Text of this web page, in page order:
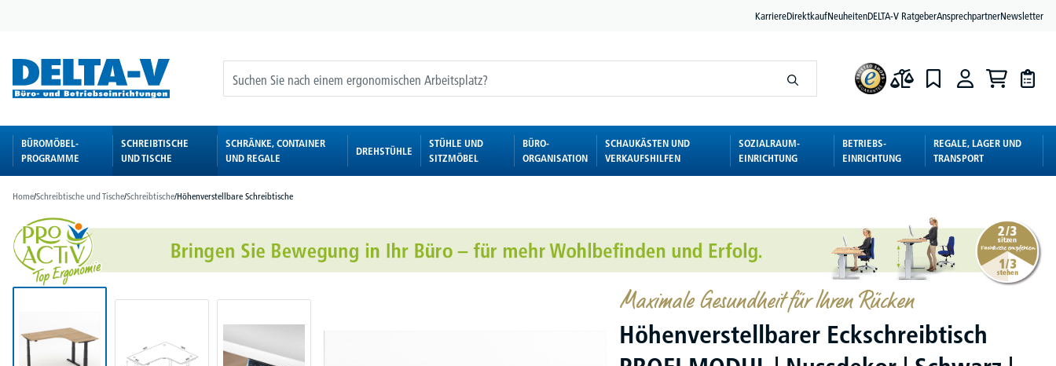
KarriereDirektkaufNeuheitenDELTA-V RatgeberAnsprechpartnerNewsletter
BÜROMÖBEL-
PROGRAMME
SCHREIBTISCHE
UND TISCHE
SCHRÄNKE, CONTAINER
UND REGALE
DREHSTÜHLE
STÜHLE UND
SITZMÖBEL
BÜRO-
ORGANISATION
SCHAUKÄSTEN UND
VERKAUFSHILFEN
SOZIALRAUM-
EINRICHTUNG
BETRIEBS-
EINRICHTUNG
REGALE, LAGER UND
TRANSPORT
Home/Schreibtische und Tische/Schreibtische/Höhenverstellbare Schreibtische
Maximale Gesundheit für Ihren Rücken
Höhenverstellbarer Eckschreibtisch